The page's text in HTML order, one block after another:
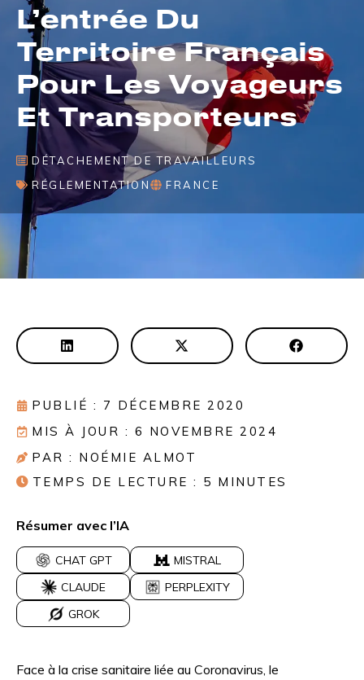
L’entrée Du
Territoire Français
Pour Les Voyageurs
Et Transporteurs
DÉTACHEMENT DE TRAVAILLEURS
RÉGLEMENTATION
FRANCE
PUBLIÉ : 7 DÉCEMBRE 2020
MIS À JOUR : 6 NOVEMBRE 2024
PAR : NOÉMIE ALMOT
TEMPS DE LECTURE : 5 MINUTES
Résumer avec l’IA
CHAT GPT
MISTRAL
CLAUDE
PERPLEXITY
GROK
Face à la crise sanitaire liée au Coronavirus, le